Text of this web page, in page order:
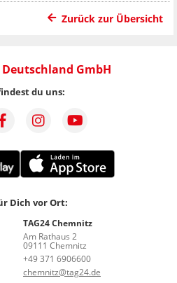
Zurück zur Übersicht
Deutschland GmbH
du uns:
Dich vor Ort:
TAG24 Chemnitz
Am Rathaus 2
09111 Chemnitz
+49 371 6906600
chemnitz@tag24.de